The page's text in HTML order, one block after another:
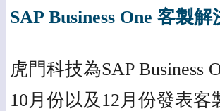
SAP Business One 客製解
虎門科技為SAP Business
10月份以及12月份發表